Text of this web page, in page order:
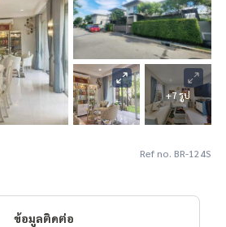
+7 รูป
Ref no. BR-124S
ข้อมูลติดต่อ